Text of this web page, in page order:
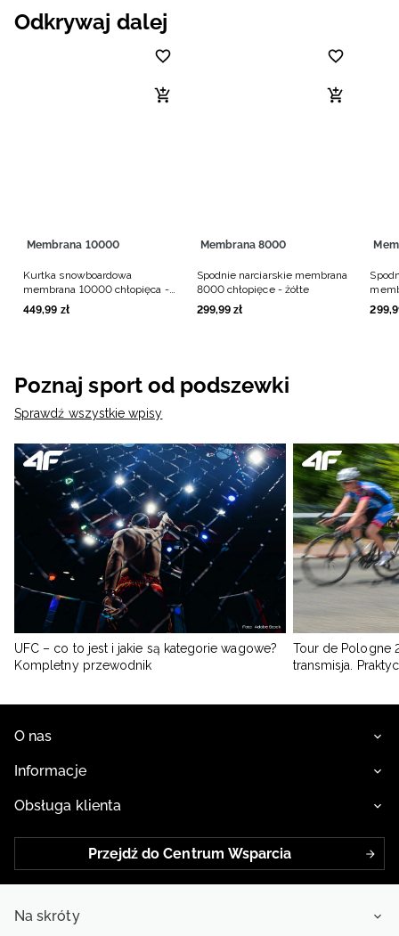
Odkrywaj dalej
Membrana 10000
Kurtka snowboardowa
membrana 10000 chłopięca -
brązowa
449,99 zł
Membrana 8000
Spodnie narciarskie membrana
8000 chłopięce - żółte
299,99 zł 299,
Poznaj sport od podszewki
Sprawdź wszystkie wpisy
UFC – co to jest i jakie są kategorie wagowe?
Kompletny przewodnik
Tour de Pologne
transmisja.
O nas
Informacje
Obsługa klienta
Przejdź do Centrum Wsparcia
Na skróty